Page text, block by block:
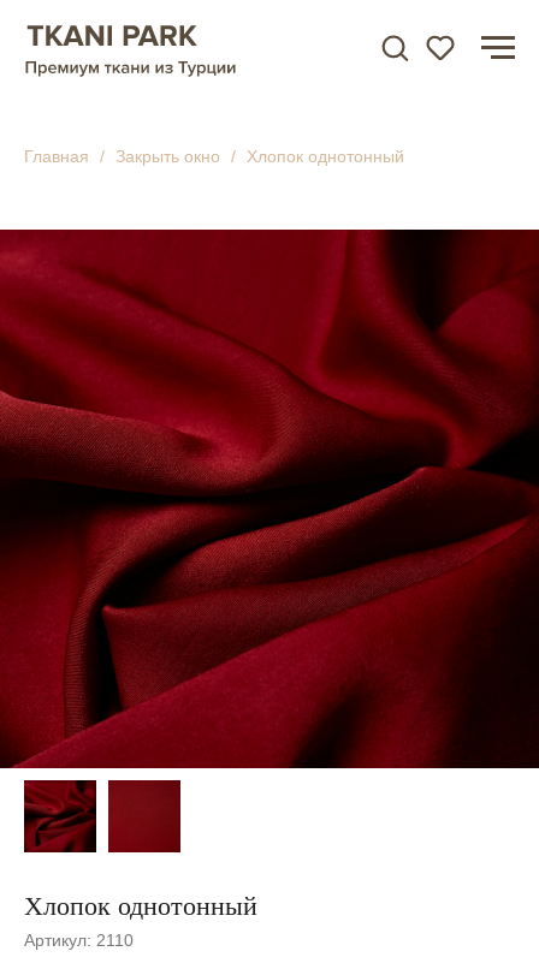
Главная Закрыть окно Хлопок однотонный
Хлопок однотонный
Артикул: 2110